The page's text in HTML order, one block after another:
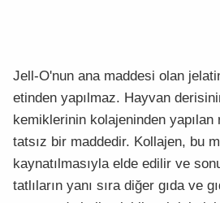
Jell-O'nun ana maddesi olan
etinden yapılmaz. Hayvan
kemiklerinin kolajeninden
tatsız bir maddedir. Kollajen, bu
kaynatılmasıyla elde edilir ve
tatlıların yanı sıra diğer gıda ve